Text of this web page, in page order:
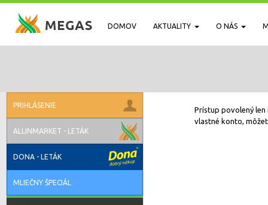
DOMOV AKTUALITY O NÁS
PRIHLÁSENIE
ALLINMARKET - LETÁK
DONA - LETÁK
MLIEČNY ŠPECIÁL
Prístup povolený len
vlastné konto,